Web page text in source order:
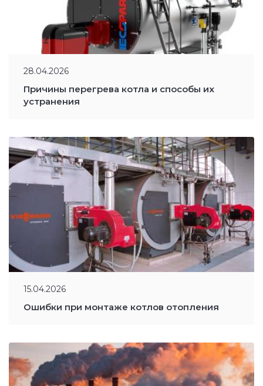
28.04.2026
Причины перегрева котла и способы их
устранения
15.04.2026
Ошибки при монтаже котлов отопления